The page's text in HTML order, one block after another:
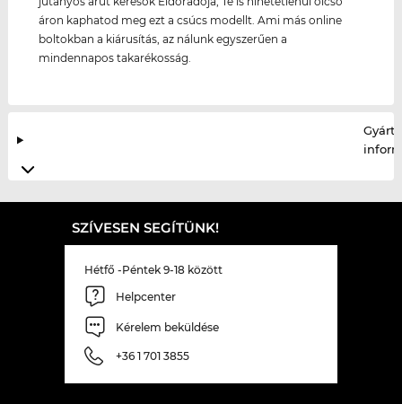
áron kaphatod meg ezt a csúcs modellt. Ami más online
boltokban a kiárusítás, az nálunk egyszerűen a
mindennapos takarékosság.
SZÍVESEN SEGÍTÜNK!
Hétfő -Péntek 9-18 között
Helpcenter
Kérelem beküldése
+36 1 701 3855